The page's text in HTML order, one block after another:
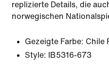
replizierte Details, die
norwegischen
Gezeigte Farbe: Chile
Style:
IB5316-673